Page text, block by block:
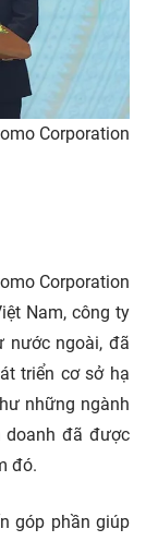
Corporation
Corporation
Nam, công ty
nước ngoài, đã
triển cơ sở hạ
những ngành
doanh đã được
đó.
góp phần giúp